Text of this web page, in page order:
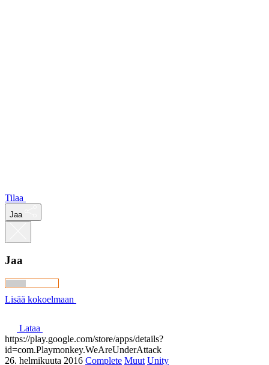
Tilaa
Jaa
Jaa
Lisää kokoelmaan
Lataa
https://play.google.com/store/apps/details?
id=com.Playmonkey.WeAreUnderAttack
26. helmikuuta 2016 Complete Muut Unity